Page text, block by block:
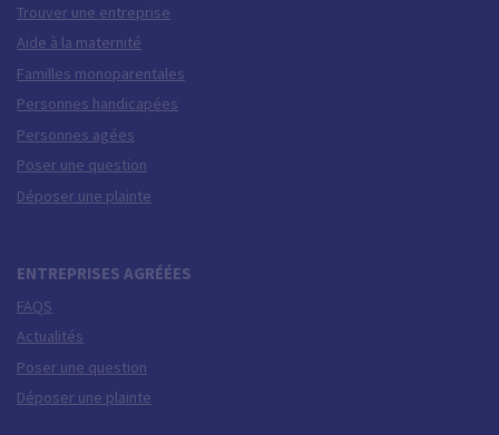
Trouver une entreprise
Aide à la maternité
Familles monoparentales
Personnes handicapées
Personnes agées
Poser une question
Déposer une plainte
ENTREPRISES AGRÉÉES
FAQS
Actualités
Poser une question
Déposer une plainte